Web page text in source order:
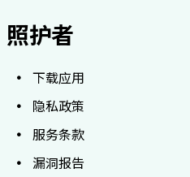
照护者
下载应用
隐私政策
服务条款
漏洞报告